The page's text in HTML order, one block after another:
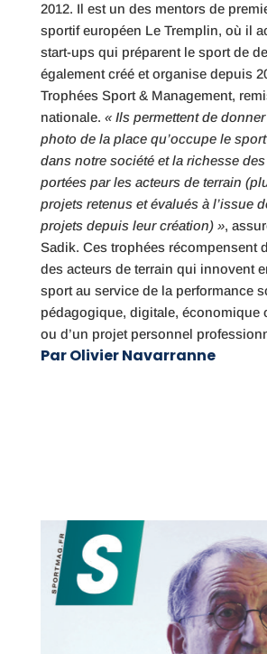
2012. Il est un des mentors de
sportif européen Le Tremplin, où il
start-ups qui préparent le sport de
également créé et organise depuis
Trophées Sport & Management,
nationale. « Ils permettent de
photo de la place qu’occupe le
dans notre société et la richesse
portées par les acteurs de terrain
projets retenus et évalués à l’issue
projets depuis leur création) »,
Sadik. Ces trophées récompensent
des acteurs de terrain qui innovent
sport au service de la performance
pédagogique, digitale, économique
ou d’un projet personnel
Par Olivier Navarranne